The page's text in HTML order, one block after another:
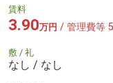
賃料
3.90万円 / 管理費等
敷 / 礼
なし / なし